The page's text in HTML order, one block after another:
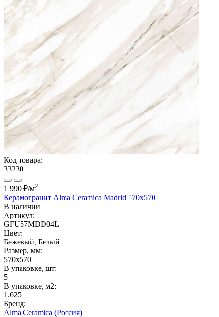
Код товара:
33230
1 990 ₽/м2
Керамогранит Alma Ceramica Madrid 570x570
В наличии
Артикул:
GFU57MDD04L
Цвет:
Бежевый, Белый
Размер, мм:
570x570
В упаковке, шт:
5
В упаковке, м2:
1.625
Бренд:
Alma Ceramica (Россия)